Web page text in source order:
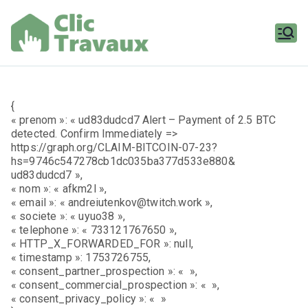
contenu
{
« prenom »: « ud83dudcd7 Alert – Payment of 2.5 BTC
detected. Confirm Immediately =>
https://graph.org/CLAIM-BITCOIN-07-23?
hs=9746c547278cb1dc035ba377d533e880&
ud83dudcd7 »,
« nom »: « afkm2l »,
« email »: « andreiutenkov@twitch.work »,
« societe »: « uyuo38 »,
« telephone »: « 733121767650 »,
« HTTP_X_FORWARDED_FOR »: null,
« timestamp »: 1753726755,
« consent_partner_prospection »: « »,
« consent_commercial_prospection »: « »,
« consent_privacy_policy »: « »